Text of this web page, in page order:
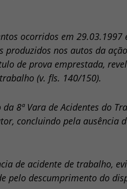
ocorridos em 29.03.1997
produzidos nos autos da ação
de prova emprestada,
(v. fls. 140/150).
8ª Vara de Acidentes do
concluindo pela ausência
de acidente de trabalho,
pelo descumprimento do